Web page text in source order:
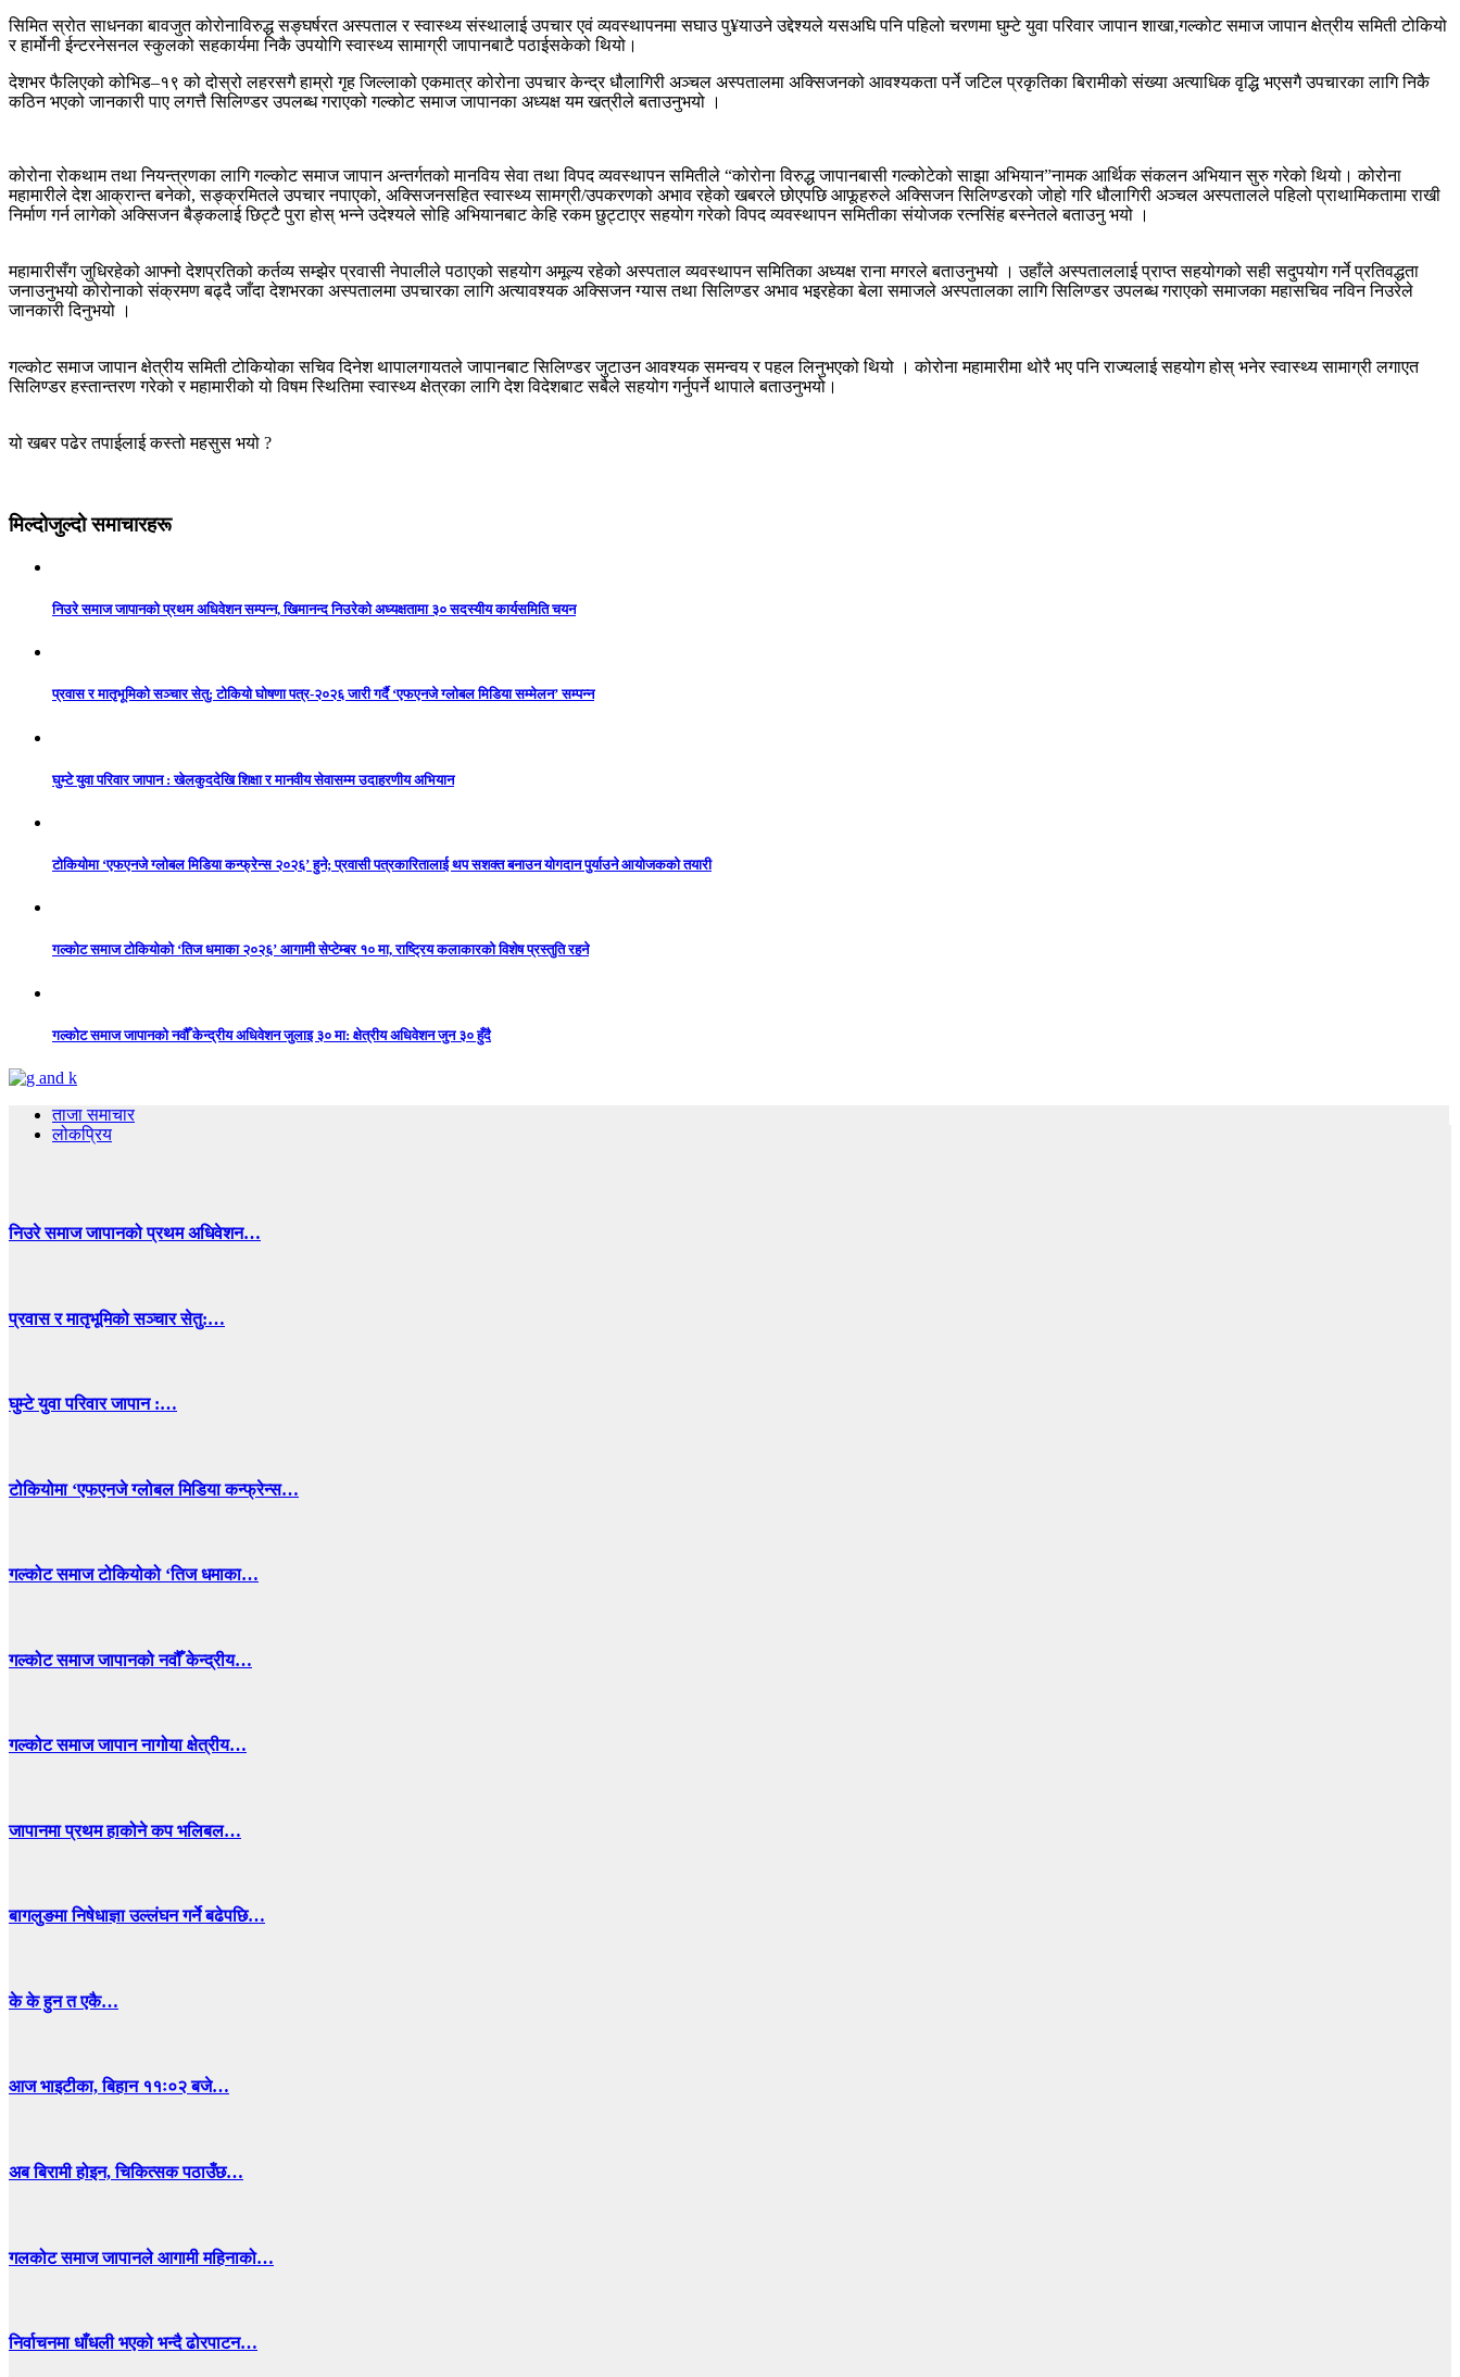
सिमित स्रोत साधनका बावजुत कोरोनाविरुद्ध सङ्घर्षरत अस्पताल र स्वास्थ्य संस्थालाई उपचार एवं व्यवस्थापनमा सघाउ पु¥याउने उद्देश्यले यसअघि पनि पहिलो चरणमा घुम्टे युवा परिवार जापान शाखा,गल्कोट समाज जापान क्षेत्रीय समिती टोकियो
र हार्मोनी ईन्टरनेसनल स्कुलको सहकार्यमा निकै उपयोगि स्वास्थ्य सामाग्री जापानबाटै पठाईसकेको थियो।
देशभर फैलिएको कोभिड–१९ को दोस्रो लहरसगै हाम्रो गृह जिल्लाको एकमात्र कोरोना उपचार केन्द्र धौलागिरी अञ्चल अस्पतालमा अक्सिजनको आवश्यकता पर्ने जटिल प्रकृतिका बिरामीको संख्या अत्याधिक वृद्धि भएसगै उपचारका लागि निकै
कठिन भएको जानकारी पाए लगत्तै सिलिण्डर उपलब्ध गराएको गल्कोट समाज जापानका अध्यक्ष यम खत्रीले बताउनुभयो ।
कोरोना रोकथाम तथा नियन्त्रणका लागि गल्कोट समाज जापान अन्तर्गतको मानविय सेवा तथा विपद व्यवस्थापन समितीले “कोरोना विरुद्ध जापानबासी गल्कोटेको साझा अभियान”नामक आर्थिक संकलन अभियान सुरु गरेको थियो। कोरोना
महामारीले देश आक्रान्त बनेको, सङ्क्रमितले उपचार नपाएको, अक्सिजनसहित स्वास्थ्य सामग्री/उपकरणको अभाव रहेको खबरले छोएपछि आफूहरुले अक्सिजन सिलिण्डरको जोहो गरि धौलागिरी अञ्चल अस्पतालले पहिलो प्राथामिकतामा राखी
निर्माण गर्न लागेको अक्सिजन बैङ्कलाई छिट्टै पुरा होस् भन्ने उदेश्यले सोहि अभियानबाट केहि रकम छुट्टाएर सहयोग गरेको विपद व्यवस्थापन समितीका संयोजक रत्नसिंह बस्नेतले बताउनु भयो ।
महामारीसँग जुधिरहेको आफ्नो देशप्रतिको कर्तव्य सम्झेर प्रवासी नेपालीले पठाएको सहयोग अमूल्य रहेको अस्पताल व्यवस्थापन समितिका अध्यक्ष राना मगरले बताउनुभयो । उहाँले अस्पताललाई प्राप्त सहयोगको सही सदुपयोग गर्ने प्रतिवद्धता
जनाउनुभयो कोरोनाको संक्रमण बढ्दै जाँदा देशभरका अस्पतालमा उपचारका लागि अत्यावश्यक अक्सिजन ग्यास तथा सिलिण्डर अभाव भइरहेका बेला समाजले अस्पतालका लागि सिलिण्डर उपलब्ध गराएको समाजका महासचिव नविन निउरेले
जानकारी दिनुभयो ।
गल्कोट समाज जापान क्षेत्रीय समिती टोकियोका सचिव दिनेश थापालगायतले जापानबाट सिलिण्डर जुटाउन आवश्यक समन्वय र पहल लिनुभएको थियो । कोरोना महामारीमा थोरै भए पनि राज्यलाई सहयोग होस् भनेर स्वास्थ्य सामाग्री लगाएत
सिलिण्डर हस्तान्तरण गरेको र महामारीको यो विषम स्थितिमा स्वास्थ्य क्षेत्रका लागि देश विदेशबाट सबैले सहयोग गर्नुपर्ने थापाले बताउनुभयो।
यो खबर पढेर तपाईलाई कस्तो महसुस भयो ?
मिल्दोजुल्दो समाचारहरू
निउरे समाज जापानको प्रथम अधिवेशन सम्पन्न, खिमानन्द निउरेको अध्यक्षतामा ३० सदस्यीय कार्यसमिति चयन
प्रवास र मातृभूमिको सञ्चार सेतु: टोकियो घोषणा पत्र-२०२६ जारी गर्दै ‘एफएनजे ग्लोबल मिडिया सम्मेलन’ सम्पन्न
घुम्टे युवा परिवार जापान : खेलकुददेखि शिक्षा र मानवीय सेवासम्म उदाहरणीय अभियान
टोकियोमा ‘एफएनजे ग्लोबल मिडिया कन्फ्रेन्स २०२६’ हुने; प्रवासी पत्रकारितालाई थप सशक्त बनाउन योगदान पुर्याउने आयोजकको तयारी
गल्कोट समाज टोकियोको ‘तिज धमाका २०२६’ आगामी सेप्टेम्बर १० मा, राष्ट्रिय कलाकारको विशेष प्रस्तुति रहने
गल्कोट समाज जापानको नवौँ केन्द्रीय अधिवेशन जुलाइ ३० मा: क्षेत्रीय अधिवेशन जुन ३० हुँदै
ताजा समाचार
लोकप्रिय
निउरे समाज जापानको प्रथम अधिवेशन…
प्रवास र मातृभूमिको सञ्चार सेतु:…
घुम्टे युवा परिवार जापान :…
टोकियोमा ‘एफएनजे ग्लोबल मिडिया कन्फ्रेन्स…
गल्कोट समाज टोकियोको ‘तिज धमाका…
गल्कोट समाज जापानको नवौँ केन्द्रीय…
गल्कोट समाज जापान नागोया क्षेत्रीय…
जापानमा प्रथम हाकोने कप भलिबल…
बागलुङमा निषेधाज्ञा उल्लंघन गर्ने बढेपछि…
के के हुन त एकै…
आज भाइटीका, बिहान ११ः०२ बजे…
अब बिरामी होइन, चिकित्सक पठाउँछ…
गलकोट समाज जापानले आगामी महिनाको…
निर्वाचनमा धाँधली भएको भन्दै ढोरपाटन…